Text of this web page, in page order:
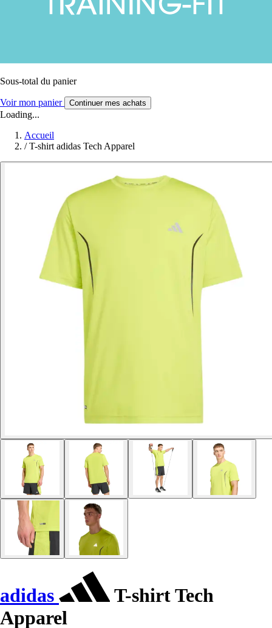
Sous-total du panier
Voir mon panier Continuer mes achats
Loading...
Accueil
/ T-shirt adidas Tech Apparel
adidas
T-shirt Tech
Apparel